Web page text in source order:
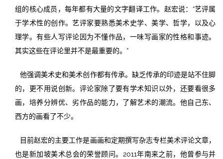
组的核心成员，每年都有大量的文字翻译工作。赵宏说：“艺评属
于学术性的创作。艺评家要熟悉美术史学、美学、哲学，以及心
理学。有些人写评论因为不懂作品，一味写画家的性格和事迹。
其实这些在评论里并不是最重要的。”
他强调美术史和美术创作都有传承。缺乏传承的印迹是站不住脚
的，更不用说创新。评论家除了要有学术知识以外，还要看很多
画，培养分辨优、劣作品的能力，了解艺术的潮流。他自己东、
西方的画看了不少。
目前赵宏的主要工作是画画和定期撰写杂志专栏美术评论文章，
也是新加坡美术总会的荣誉顾问。2011年南来之前，他曾参与并